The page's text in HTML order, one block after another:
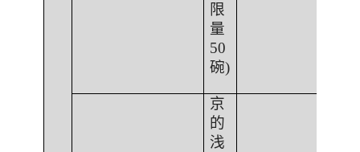
限
量
50
碗)
京
的
浅